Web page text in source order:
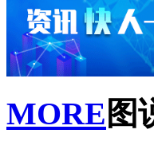
MORE 图